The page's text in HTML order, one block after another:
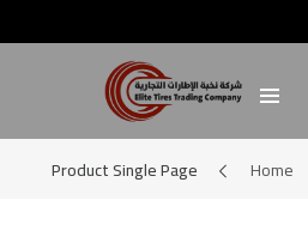
Home
Product Single Page